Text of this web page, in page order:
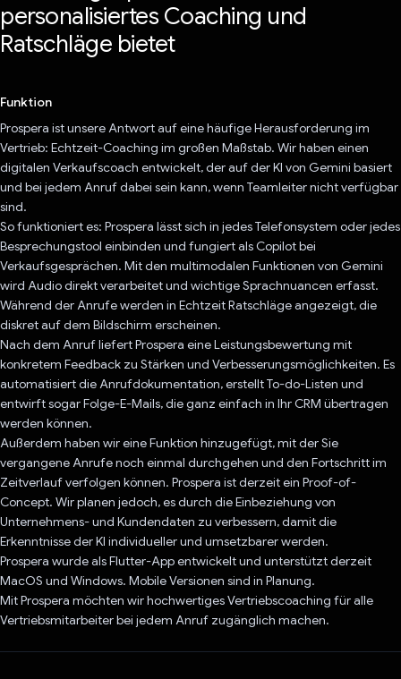
personalisiertes Coaching und
Ratschläge bietet
Funktion
Prospera ist unsere Antwort auf eine häufige Herausforderung im
Vertrieb: Echtzeit-Coaching im großen Maßstab. Wir haben einen
digitalen Verkaufscoach entwickelt, der auf der KI von Gemini basiert
und bei jedem Anruf dabei sein kann, wenn Teamleiter nicht verfügbar
sind.
So funktioniert es: Prospera lässt sich in jedes Telefonsystem oder jedes
Besprechungstool einbinden und fungiert als Copilot bei
Verkaufsgesprächen. Mit den multimodalen Funktionen von Gemini
wird Audio direkt verarbeitet und wichtige Sprachnuancen erfasst.
Während der Anrufe werden in Echtzeit Ratschläge angezeigt, die
diskret auf dem Bildschirm erscheinen.
Nach dem Anruf liefert Prospera eine Leistungsbewertung mit
konkretem Feedback zu Stärken und Verbesserungsmöglichkeiten. Es
automatisiert die Anrufdokumentation, erstellt To-do-Listen und
entwirft sogar Folge-E-Mails, die ganz einfach in Ihr CRM übertragen
werden können.
Außerdem haben wir eine Funktion hinzugefügt, mit der Sie
vergangene Anrufe noch einmal durchgehen und den Fortschritt im
Zeitverlauf verfolgen können. Prospera ist derzeit ein Proof-of-
Concept. Wir planen jedoch, es durch die Einbeziehung von
Unternehmens- und Kundendaten zu verbessern, damit die
Erkenntnisse der KI individueller und umsetzbarer werden.
Prospera wurde als Flutter-App entwickelt und unterstützt derzeit
MacOS und Windows. Mobile Versionen sind in Planung.
Mit Prospera möchten wir hochwertiges Vertriebscoaching für alle
Vertriebsmitarbeiter bei jedem Anruf zugänglich machen.